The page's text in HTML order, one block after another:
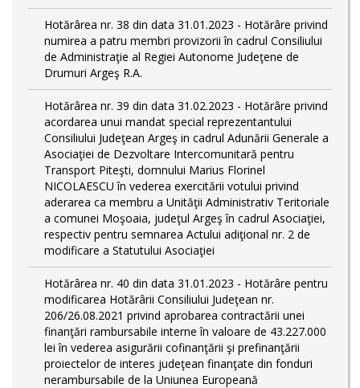
Hotărârea nr. 38 din data 31.01.2023 - Hotărâre privind
numirea a patru membri provizorii în cadrul Consiliului
de Administraţie al Regiei Autonome Judeţene de
Drumuri Argeş R.A.
Hotărârea nr. 39 din data 31.02.2023 - Hotărâre privind
acordarea unui mandat special reprezentantului
Consiliului Judeţean Argeş in cadrul Adunării Generale a
Asociaţiei de Dezvoltare Intercomunitară pentru
Transport Piteşti, domnului Marius Florinel
NICOLAESCU în vederea exercitării votului privind
aderarea ca membru a Unităţii Administrativ Teritoriale
a comunei Moşoaia, judeţul Argeş în cadrul Asociaţiei,
respectiv pentru semnarea Actului adiţional nr. 2 de
modificare a Statutului Asociaţiei
Hotărârea nr. 40 din data 31.01.2023 - Hotărâre pentru
modificarea Hotărârii Consiliului Judeţean nr.
206/26.08.2021 privind aprobarea contractării unei
finanţări rambursabile interne în valoare de 43.227.000
lei în vederea asigurării cofinanţării şi prefinanţării
proiectelor de interes judeţean finanţate din fonduri
nerambursabile de la Uniunea Europeană